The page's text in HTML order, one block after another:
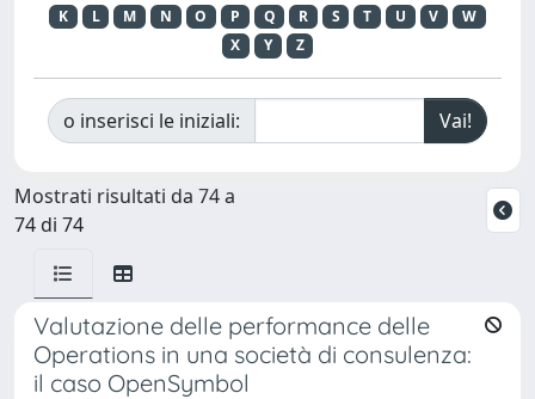
K
L M N O P Q R S T U V
W
X
Y Z
o inserisci le iniziali:
Mostrati risultati da 74 a
74 di 74
Valutazione delle performance delle
Operations in una società di consulenza:
il caso OpenSymbol